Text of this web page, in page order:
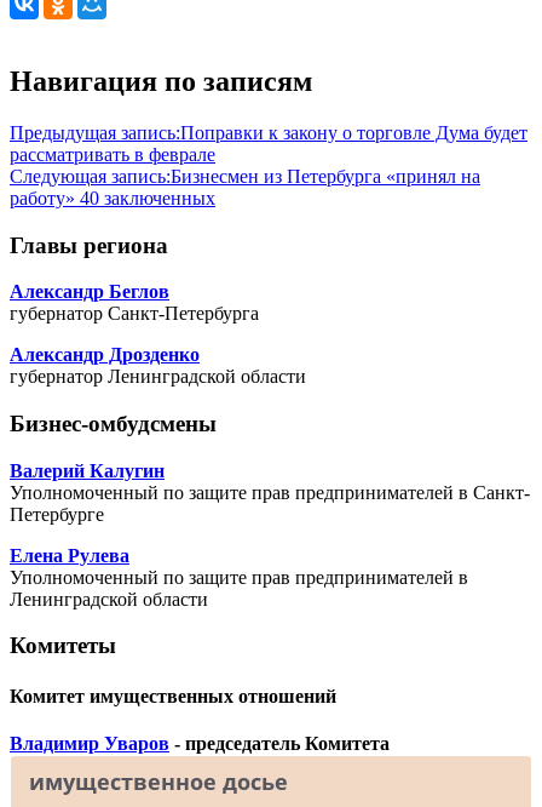
Навигация по записям
Предыдущая запись:Поправки к закону о торговле Дума будет
рассматривать в феврале
Следующая запись:Бизнесмен из Петербурга «принял на
работу» 40 заключенных
Главы региона
Александр Беглов
губернатор Санкт-Петербурга
Александр Дрозденко
губернатор Ленинградской области
Бизнес-омбудсмены
Валерий Калугин
Уполномоченный по защите прав предпринимателей в Санкт-
Петербурге
Елена Рулева
Уполномоченный по защите прав предпринимателей в
Ленинградской области
Комитеты
Комитет имущественных отношений
Владимир Уваров - председатель Комитета
имущественное досье